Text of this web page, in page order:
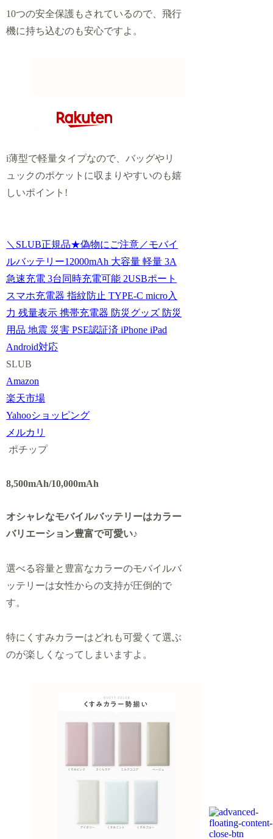
10つの安全保護もされているので、飛行
機に持ち込むのも安心ですよ。
i薄型で軽量タイプなので、バッグやリ
ュックのポケットに収まりやすいのも嬉
しいポイント!
＼SLUB正規品★偽物にご注意／モバイ
ルバッテリー12000mAh 大容量 軽量 3A
急速充電 3台同時充電可能 2USBポート
スマホ充電器 指紋防止 TYPE-C micro入
力 残量表示 携帯充電器 防災グッズ 防災
用品 地震 災害 PSE認証済 iPhone iPad
Android対応
SLUB
Amazon
楽天市場
Yahooショッピング
メルカリ
ポチップ
8,500mAh/10,000mAh
オシャレなモバイルバッテリーはカラー
バリエーション豊富で可愛い♪
選べる容量と豊富なカラーのモバイルバ
ッテリーは女性からの支持が圧倒的で
す。
特にくすみカラーはどれも可愛くて選ぶ
のが楽しくなってしまいますよ。